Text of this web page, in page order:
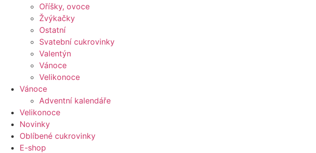
Oříšky, ovoce
Žvýkačky
Ostatní
Svatební cukrovinky
Valentýn
Vánoce
Velikonoce
Vánoce
Adventní kalendáře
Velikonoce
Novinky
Oblíbené cukrovinky
E-shop